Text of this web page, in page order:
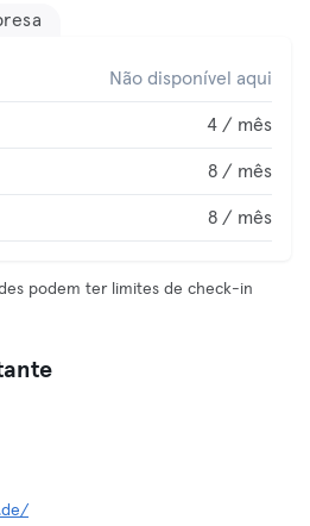
Não disponível aqui
4 / mês
8 / mês
8 / mês
podem ter limites de check-in